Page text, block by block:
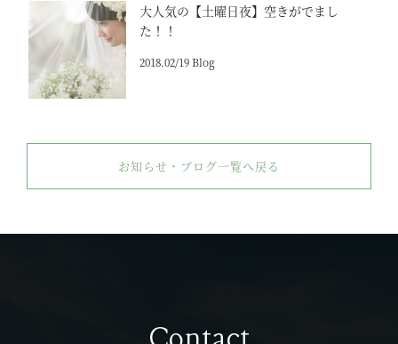
大人気の【土曜日夜】空きがでまし
た！！
2018.02/19 Blog
お知らせ・ブログ一覧へ戻る